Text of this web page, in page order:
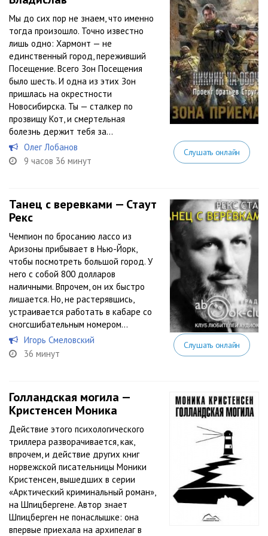
Мы до сих пор не знаем, что именно
тогда произошло. Точно известно
лишь одно: Хармонт — не
единственный город, переживший
Посещение. Всего Зон Посещения
было шесть. И одна из этих Зон
пришлась на окрестности
Новосибирска. Ты — сталкер по
прозвищу Кот, и смертельная
болезнь держит тебя за...
Олег Лобанов
9 часов 36 минут
Слушать онлайн
Танец с веревками — Стаут
Рекс
Чемпион по бросанию лассо из
Аризоны прибывает в Нью-Йорк,
чтобы посмотреть большой город. У
него с собой 800 долларов
наличными. Впрочем, он их быстро
лишается. Но, не растерявшись,
устраивается работать в кабаре со
сногсшибательным номером…
Игорь Смеловский
36 минут
Слушать онлайн
Голландская могила —
Кристенсен Моника
Действие этого психологического
триллера разворачивается, как,
впрочем, и действие других книг
норвежской писательницы Моники
Кристенсен, вышедших в серии
«Арктический криминальный роман»,
на Шпицбергене. Автор знает
Шпицберген не понаслышке: она
впервые приехала на архипелаг в